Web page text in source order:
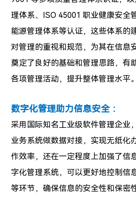
理体系、ISO 45001 职业健康安全
能源管理体系等认证，这些体系的
对管理的重视和规范，为其在信息
奠定了良好的基础和管理思路，有
各项管理活动，提升整体管理水平。
数字化管理助力信息安全 ：
采用国际知名工业级软件管理企业
业务系统做数据对接，实现无纸化
作效率，还在一定程度上加强了信
字化管理系统，可以更好地控制信
等环节，确保信息的安全性和保密